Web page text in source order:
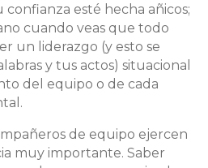
esté hecha añicos;
cuando veas que todo
un liderazgo (y esto se
y tus actos) situacional
del equipo o de cada
de equipo ejercen
muy importante. Saber